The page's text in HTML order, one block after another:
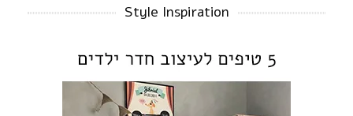
Style Inspiration